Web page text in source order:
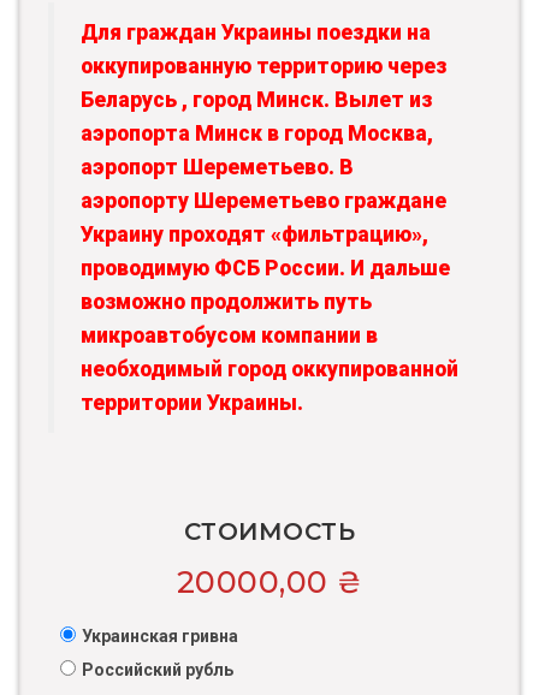
Для граждан Украины поездки на
оккупированную территорию через
Беларусь , город Минск. Вылет из
аэропорта Минск в город Москва,
аэропорт Шереметьево. В
аэропорту Шереметьево граждане
Украину проходят «фильтрацию»,
проводимую ФСБ России. И дальше
возможно продолжить путь
микроавтобусом компании в
необходимый город оккупированной
территории Украины.
СТОИМОСТЬ
20000,00 ₴
Украинская гривна
Российский рубль